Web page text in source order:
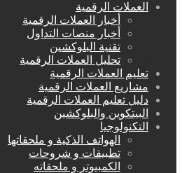
العملات الرقمية
أخبار العملات الرقمية
أخبار منصات التداول
تقنية البلوكشين
تحليل العملات الرقمية
تعليم العملات الرقمية
مشاريع العملات الرقمية
دليل تعليم العملات الرقمية
البيتكوين والبلوكشين
التكنولوجيا
الهواتف الذكية و ملحقاتها
تطبيقات و شروحات
الكمبيوتر و ملحقاته